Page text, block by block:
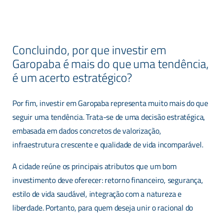
Contato preferencial via?
Concluindo, por que investir em
Garopaba é mais do que uma tendência,
é um acerto estratégico?
Por fim, investir em Garopaba representa muito mais do que
seguir uma tendência. Trata-se de uma decisão estratégica,
embasada em dados concretos de valorização,
infraestrutura crescente e qualidade de vida incomparável.
A cidade reúne os principais atributos que um bom
investimento deve oferecer: retorno financeiro, segurança,
estilo de vida saudável, integração com a natureza e
liberdade. Portanto, para quem deseja unir o racional do